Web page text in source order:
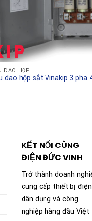
DAO HỘP
dao hộp sắt Vinakip 3 pha
KẾT NỐI CÙNG
ĐIỆN ĐỨC VINH
Trở thành doanh
cung cấp thiết bị điện
dân dụng và công
nghiệp hàng đầu Việt